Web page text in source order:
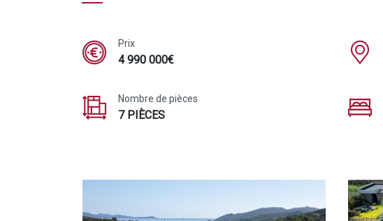
Prix
4 990 000€
Nombre de pièces
7 PIÈCES